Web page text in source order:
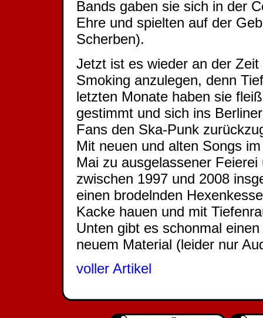
Bands gaben sie sich in der
Ehre und spielten auf der
Scherben).
Jetzt ist es wieder an der
Smoking anzulegen, denn
letzten Monate haben sie
gestimmt und sich ins
Fans den Ska-Punk
Mit neuen und alten Songs
Mai zu ausgelassener
zwischen 1997 und 2008
einen brodelnden
Kacke hauen und mit
Unten gibt es schonmal
neuem Material (leider nur
voller Artikel